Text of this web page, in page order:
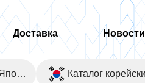
Доставка Новости
Автоаукционы Японии